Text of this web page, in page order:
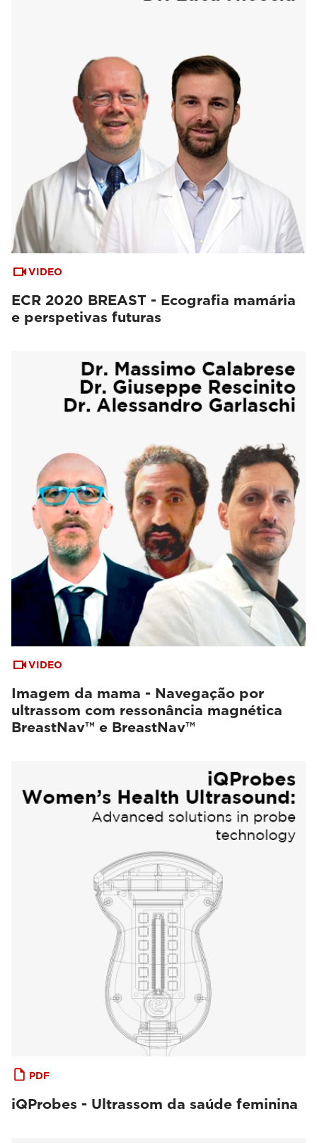
VIDEO
ECR 2020 BREAST - Ecografia mamária
e perspetivas futuras
VIDEO
Imagem da mama - Navegação por
ultrassom com ressonância magnética
BreastNav™ e BreastNav™
PDF
iQProbes - Ultrassom da saúde feminina